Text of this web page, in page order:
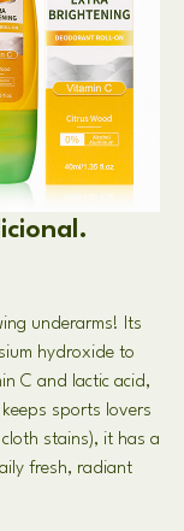
underarms! Its
hydroxide to
C and lactic acid,
sports lovers
cloth stains), it has a
fresh, radiant